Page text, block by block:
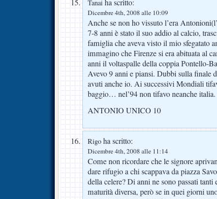
Tanai ha scritto:
Dicembre 4th, 2008 alle 10:09
Anche se non ho vissuto l’era
7-8 anni è stato il suo addio al calcio,
famiglia che aveva visto il mio sfegatato
immagino che Firenze si era abituata al
anni il voltaspalle della coppia Pontello-
Avevo 9 anni e piansi. Dubbi sulla finale
avuti anche io. Ai successivi Mondiali
baggio… nel’94 non tifavo neanche italia.
ANTONIO UNICO 10
Rigo ha scritto:
Dicembre 4th, 2008 alle 11:14
Come non ricordare che le signore
dare rifugio a chi scappava da piazza
della celere? Di anni ne sono passati tanti
maturità diversa, però se in quei giorni